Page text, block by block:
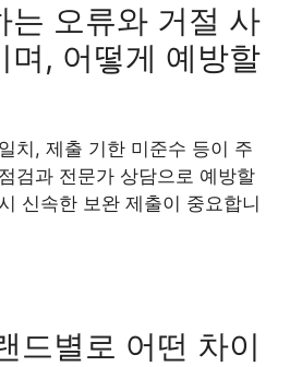
는 오류와 거절 사
며, 어떻게 예방할
치, 제출 기한 미준수 등이 주
검과 전문가 상담으로 예방할
신속한 보완 제출이 중요합니
드별로 어떤 차이